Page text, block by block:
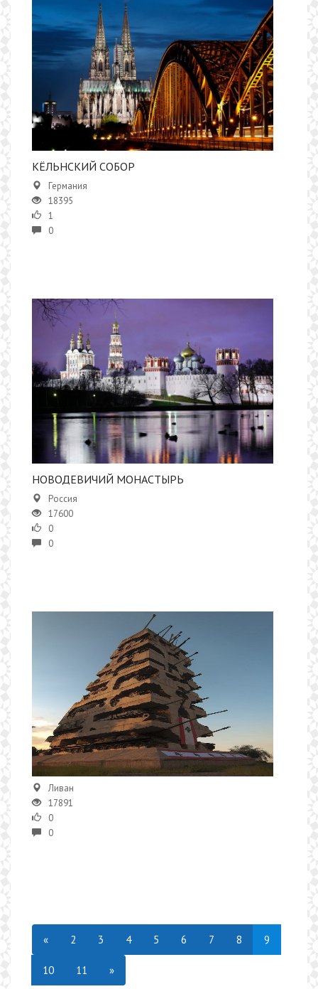
КЁЛЬНСКИЙ СОБОР
Германия
18395
1
0
НОВОДЕВИЧИЙ МОНАСТЫРЬ
Россия
17600
0
0
Ливан
17891
0
0
« 2 3 4 5 6 7 8 9
10 11 »